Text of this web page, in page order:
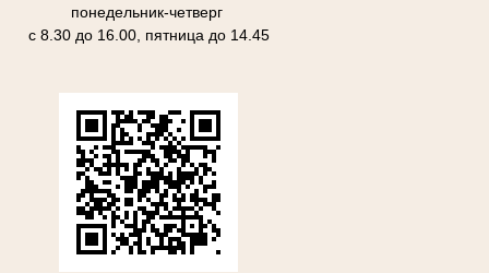
понедельник-четверг
с 8.30 до 16.00, пятница до 14.45